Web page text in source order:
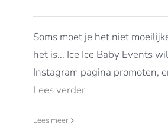
Soms moet je het niet
het is... Ice Ice Baby Events
Instagram pagina promoten,
Lees verder
Lees meer